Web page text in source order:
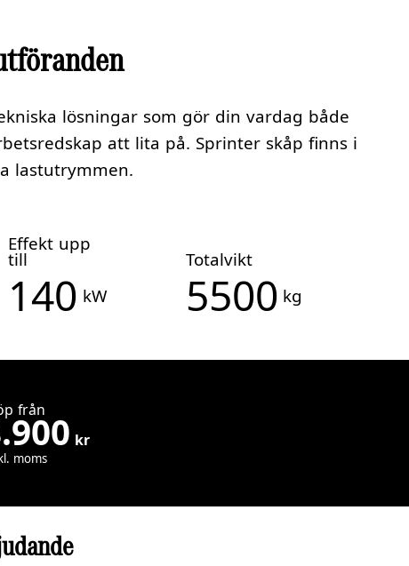
lösningar som gör din vardag både
att lita på. Sprinter skåp finns i
lastutrymmen.
Effekt upp
till
140 kW
Totalvikt
5500 kg
från
kr
moms